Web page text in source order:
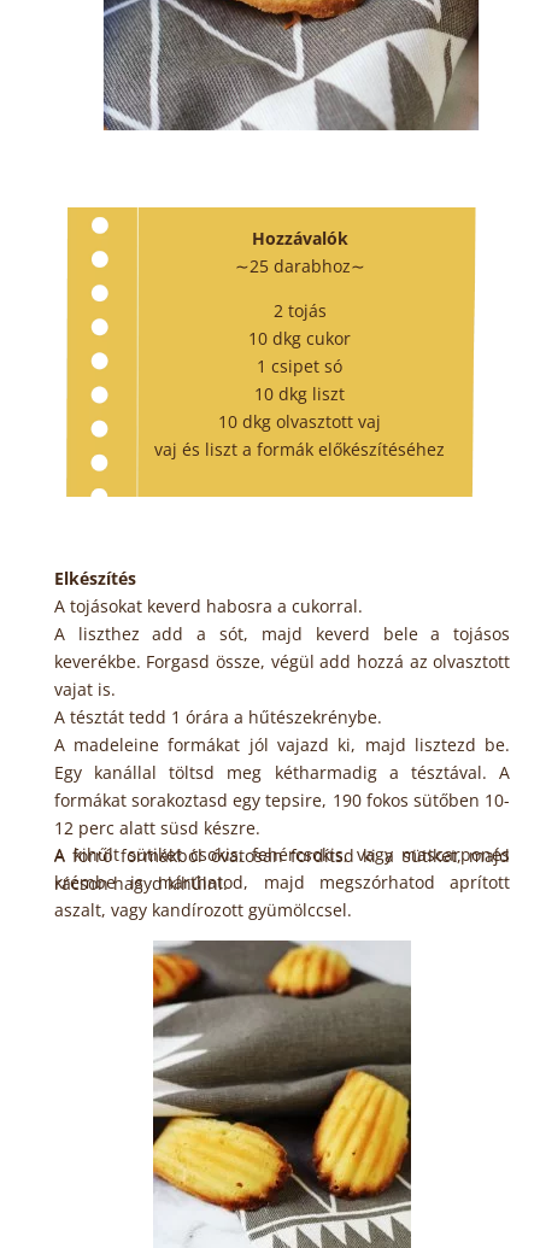
Hozzávalók
∼25 darabhoz∼
2 tojás
10 dkg cukor
1 csipet só
10 dkg liszt
10 dkg olvasztott vaj
vaj és liszt a formák előkészítéséhez
Elkészítés
A tojásokat keverd habosra a cukorral.
A liszthez add a sót, majd keverd bele a tojásos
keverékbe. Forgasd össze, végül add hozzá az olvasztott
vajat is.
A tésztát tedd 1 órára a hűtészekrénybe.
A madeleine formákat jól vajazd ki, majd lisztezd be.
Egy kanállal töltsd meg kétharmadig a tésztával. A
formákat sorakoztasd egy tepsire, 190 fokos sütőben 10-
12 perc alatt süsd készre.
A forró formákból óvatosan fordítsd ki a sütiket, majd
rácson hagyd kihűlni.
A kihűlt sütiket csokis, fehércsokis, vagy mascarponés
krémbe is márthatod, majd megszórhatod aprított
aszalt, vagy kandírozott gyümölccsel.